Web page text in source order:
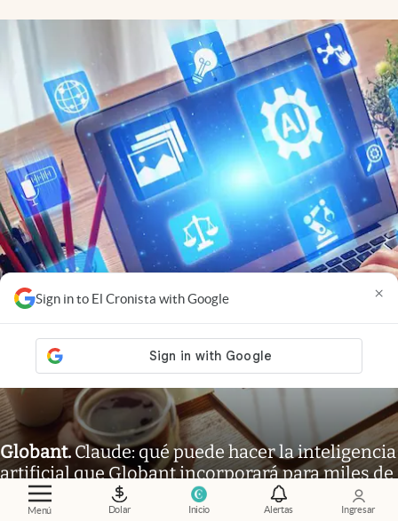
Menú Dolar Inicio Alertas Ingresar
Sign in to El Cronista with Google ×
Globant.Claude: qué puede hacer la inteligencia
artificial que Globant incorporará para miles de
trabajadores